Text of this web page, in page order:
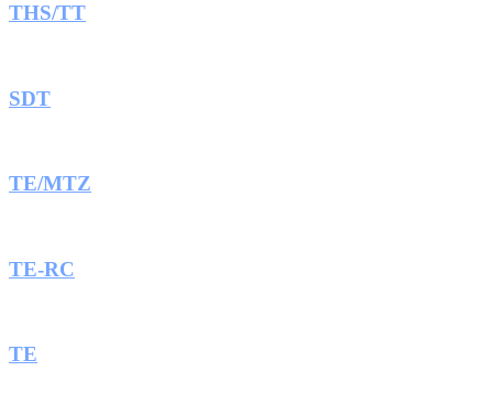
THS/TT
SDT
TE/MTZ
TE-RC
TE